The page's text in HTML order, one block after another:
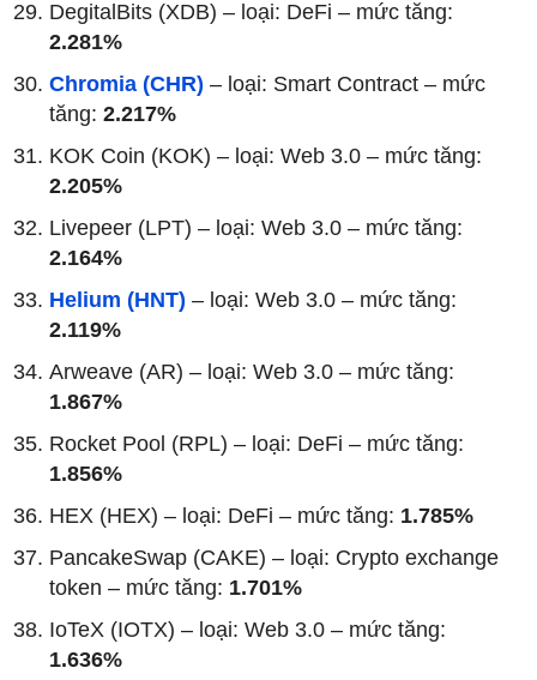
DegitalBits (XDB) – loại: DeFi – mức tăng:
2.281%
Chromia (CHR) – loại: Smart Contract – mức
tăng: 2.217%
KOK Coin (KOK) – loại: Web 3.0 – mức tăng:
2.205%
Livepeer (LPT) – loại: Web 3.0 – mức tăng:
2.164%
Helium (HNT) – loại: Web 3.0 – mức tăng:
2.119%
Arweave (AR) – loại: Web 3.0 – mức tăng:
1.867%
Rocket Pool (RPL) – loại: DeFi – mức tăng:
1.856%
HEX (HEX) – loại: DeFi – mức tăng: 1.785%
PancakeSwap (CAKE) – loại: Crypto exchange
token – mức tăng: 1.701%
IoTeX (IOTX) – loại: Web 3.0 – mức tăng:
1.636%